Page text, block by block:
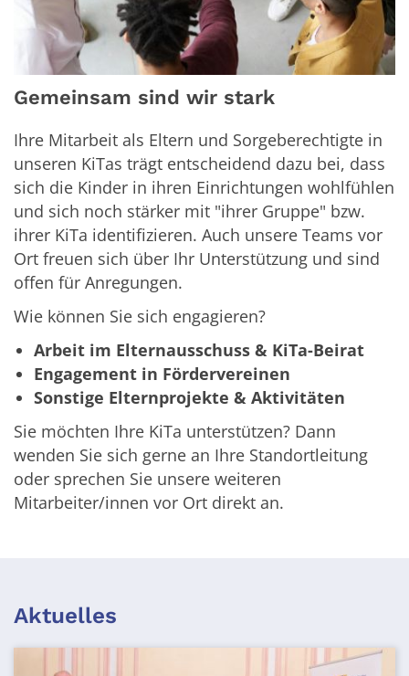
Gemeinsam sind wir stark
Ihre Mitarbeit als Eltern und Sorgeberechtigte in
unseren KiTas trägt entscheidend dazu bei, dass
sich die Kinder in ihren Einrichtungen wohlfühlen
und sich noch stärker mit "ihrer Gruppe" bzw.
ihrer KiTa identifizieren. Auch unsere Teams vor
Ort freuen sich über Ihr Unterstützung und sind
offen für Anregungen.
Wie können Sie sich engagieren?
Arbeit im Elternausschuss & KiTa-Beirat
Engagement in Fördervereinen
Sonstige Elternprojekte & Aktivitäten
Sie möchten Ihre KiTa unterstützen? Dann
wenden Sie sich gerne an Ihre Standortleitung
oder sprechen Sie unsere weiteren
Mitarbeiter/innen vor Ort direkt an.
Aktuelles